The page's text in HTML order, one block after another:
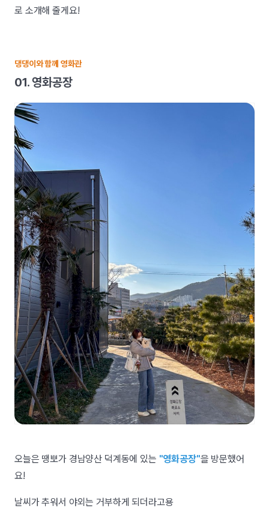
로 소개해 줄게요!
댕댕이와 함께 영화관
01. 영화공장
오늘은 땡뽀가 경남양산 덕계동에 있는 "영화공장"을 방문했어
요!
날씨가 추워서 야외는 거부하게 되더라고용